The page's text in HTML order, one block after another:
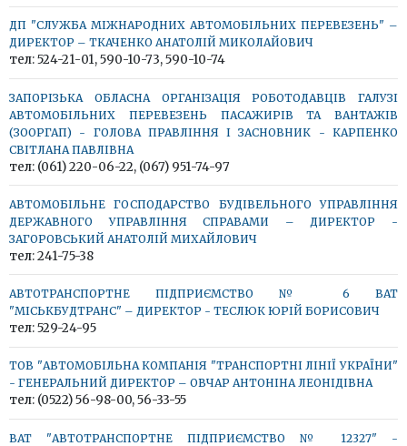
ДП "СЛУЖБА МІЖНАРОДНИХ АВТОМОБІЛЬНИХ ПЕРЕВЕЗЕНЬ" –
ДИРЕКТОР – ТКАЧЕНКО АНАТОЛІЙ МИКОЛАЙОВИЧ
тел: 524-21-01, 590-10-73, 590-10-74
ЗАПОРІЗЬКА ОБЛАСНА ОРГАНІЗАЦІЯ РОБОТОДАВЦІВ ГАЛУЗІ
АВТОМОБІЛЬНИХ ПЕРЕВЕЗЕНЬ ПАСАЖИРІВ ТА ВАНТАЖІВ
(ЗООРГАП) - ГОЛОВА ПРАВЛІННЯ І ЗАСНОВНИК - КАРПЕНКО
СВІТЛАНА ПАВЛІВНА
тел: (061) 220-06-22, (067) 951-74-97
АВТОМОБІЛЬНЕ ГОСПОДАРСТВО БУДІВЕЛЬНОГО УПРАВЛІННЯ
ДЕРЖАВНОГО УПРАВЛІННЯ СПРАВАМИ – ДИРЕКТОР -
ЗАГОРОВСЬКИЙ АНАТОЛІЙ МИХАЙЛОВИЧ
тел: 241-75-38
АВТОТРАНСПОРТНЕ ПІДПРИЄМСТВО № 6 ВАТ
"МІСЬКБУДТРАНС" – ДИРЕКТОР - ТЕСЛЮК ЮРІЙ БОРИСОВИЧ
тел: 529-24-95
ТОВ "АВТОМОБІЛЬНА КОМПАНІЯ "ТРАНСПОРТНІ ЛІНІЇ УКРАЇНИ"
- ГЕНЕРАЛЬНИЙ ДИРЕКТОР – ОВЧАР АНТОНІНА ЛЕОНІДІВНА
тел: (0522) 56-98-00, 56-33-55
ВАТ "АВТОТРАНСПОРТНЕ ПІДПРИЄМСТВО № 12327" -